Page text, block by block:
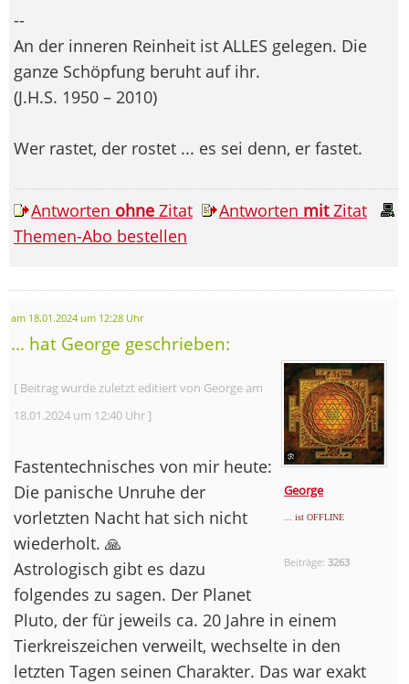
--
An der inneren Reinheit ist ALLES gelegen. Die
ganze Schöpfung beruht auf ihr.
(J.H.S. 1950 – 2010)
Wer rastet, der rostet ... es sei denn, er fastet.
Antworten ohne Zitat Antworten mitZitat
Themen-Abo bestellen
am 18.01.2024 um 12:28 Uhr
... hat George geschrieben:
George
... ist OFFLINE
Beiträge:3263
[ Beitrag wurde zuletzt editiert von George am
18.01.2024 um 12:40 Uhr ]
Fastentechnisches von mir heute:
Die panische Unruhe der
vorletzten Nacht hat sich nicht
wiederholt. 🙏
Astrologisch gibt es dazu
folgendes zu sagen. Der Planet
Pluto, der für jeweils ca. 20 Jahre in einem
Tierkreiszeichen verweilt, wechselte in den
letzten Tagen seinen Charakter. Das war exakt